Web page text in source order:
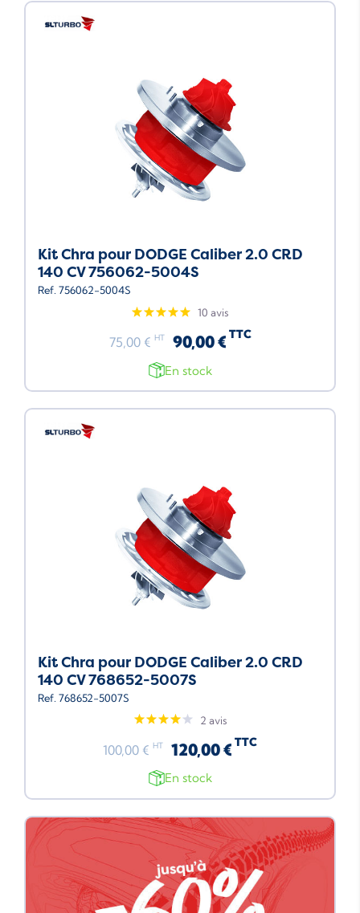
Kit Chra pour DODGE Caliber 2.0 CRD
140 CV 756062-5004S
Ref. 756062-5004S
10 avis
75,00 € HT 90,00 € TTC
En stock
Kit Chra pour DODGE Caliber 2.0 CRD
140 CV 768652-5007S
Ref. 768652-5007S
2 avis
100,00 € HT 120,00 € TTC
En stock